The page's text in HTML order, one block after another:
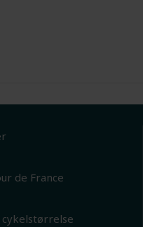
de France